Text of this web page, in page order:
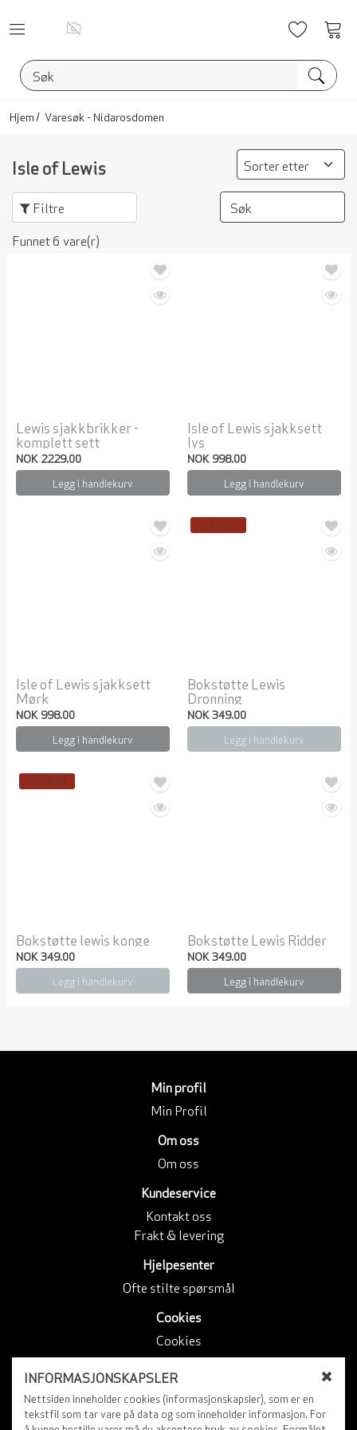
Hjem Varesøk - Nidarosdomen
INFORMASJONSKAPSLER
Nettsiden inneholder cookies (informasjonskapsler), som er en
tekstfil som tar vare på data og som inneholder informasjon. For
Isle of Lewis
Filtre
Funnet 6 vare(r)
Lewis sjakkbrikker -
komplett sett
NOK 2229.00
Legg i handlekurv
Isle of Lewis sjakksett
lys
NOK 998.00
Legg i handlekurv
Isle of Lewis sjakksett
Mørk
NOK 998.00
Legg i handlekurv
UTSOLGT
Bokstøtte Lewis
Dronning
NOK 349.00
Legg i handlekurv
UTSOLGT
Bokstøtte lewis konge
NOK 349.00
Legg i handlekurv
Bokstøtte Lewis Ridder
NOK 349.00
Legg i handlekurv
Min profil
Min Profil
Om oss
Om oss
Kundeservice
Kontakt oss
Frakt & levering
Hjelpesenter
Ofte stilte spørsmål
Cookies
Cookies
Følg Oss
Facebook
Instagram